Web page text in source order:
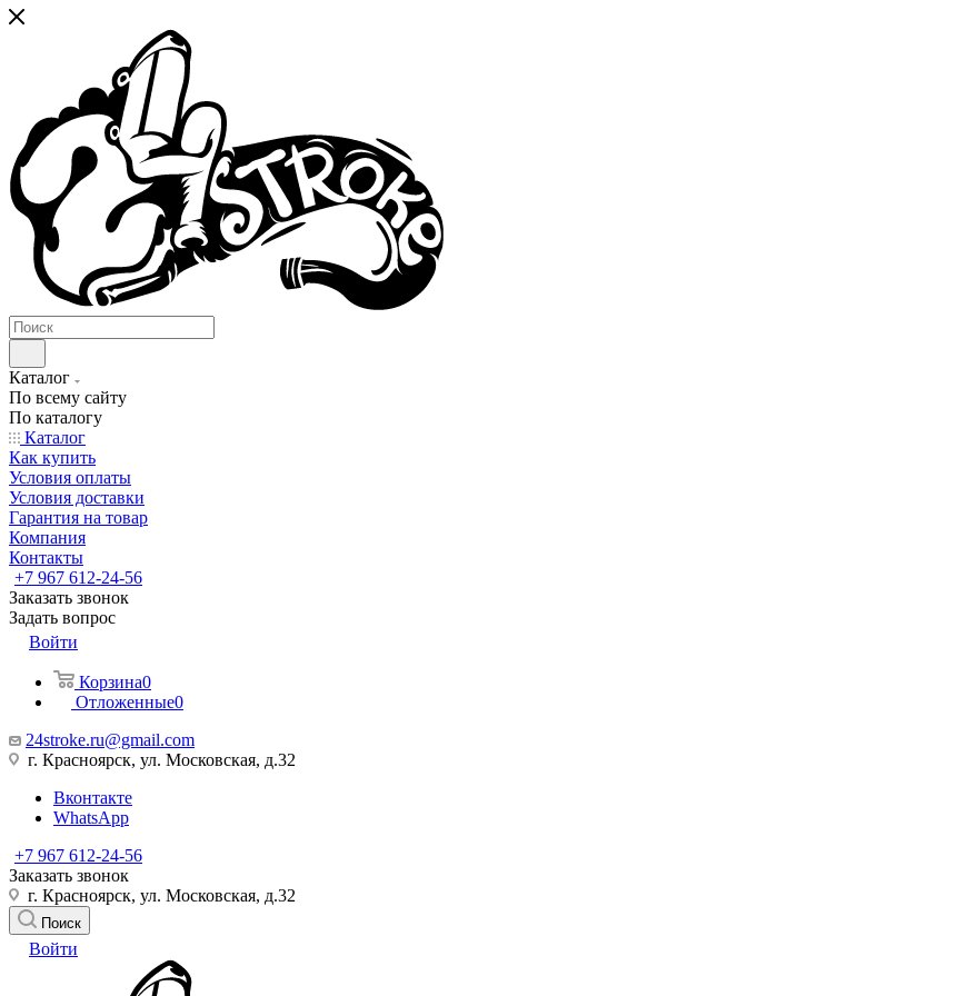
Каталог
По всему сайту
По каталогу
Каталог
Как купить
Условия оплаты
Условия доставки
Гарантия на товар
Компания
Контакты
+7 967 612-24-56
Заказать звонок
Задать вопрос
Войти
Корзина0
Отложенные0
24stroke.ru@gmail.com
г. Красноярск, ул. Московская, д.32
Вконтакте
WhatsApp
+7 967 612-24-56
Заказать звонок
г. Красноярск, ул. Московская, д.32
Поиск
Войти